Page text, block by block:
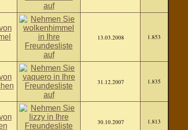
13.03.2008 1.853
31.12.2007 1.835
30.10.2007 1.813